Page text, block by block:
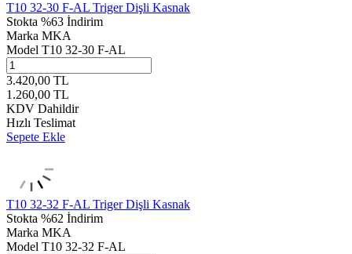
T10 32-30 F-AL Triger Dişli Kasnak
Stokta %63 İndirim
Marka MKA
Model T10 32-30 F-AL
3.420,00 TL
1.260,00 TL
KDV Dahildir
Hızlı Teslimat
Sepete Ekle
T10 32-32 F-AL Triger Dişli Kasnak
Stokta %62 İndirim
Marka MKA
Model T10 32-32 F-AL